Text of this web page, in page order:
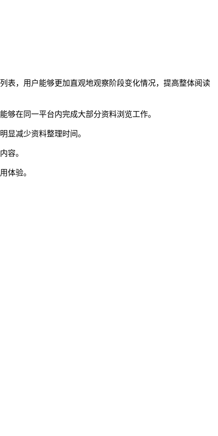
表，用户能够更加直观地观察阶段变化情况，提高整体阅读
够在同一平台内完成大部分资料浏览工作。
显减少资料整理时间。
容。
体验。